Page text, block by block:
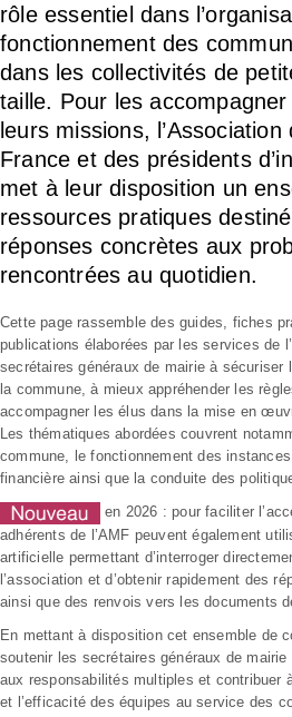
rôle essentiel dans
fonctionnement des
dans les collectivités de
taille. Pour les accompagner
leurs missions,
France et des présidents
met à leur disposition un
ressources pratiques
réponses concrètes aux
rencontrées au quotidien.
Cette page rassemble des guides, fiches
publications élaborées par les services de
secrétaires généraux de mairie à sécuriser
la commune, à mieux appréhender les
accompagner les élus dans la mise en
Les thématiques abordées couvrent
commune, le fonctionnement des
financière ainsi que la conduite des
en 2026 : pour faciliter
adhérents de l’AMF peuvent également
artificielle permettant d’interroger
l’association et d’obtenir rapidement des
ainsi que des renvois vers les documents
En mettant à disposition cet ensemble de
soutenir les secrétaires généraux de mairie
aux responsabilités multiples et contribuer
et l’efficacité des équipes au service des